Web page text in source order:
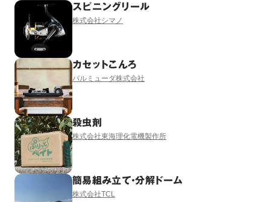
スピニングリール
株式会社シマノ
カセットこんろ
バルミューダ株式会社
殺虫剤
株式会社東海理化電機製作所
簡易組み立て・分解ドーム
株式会社TCL